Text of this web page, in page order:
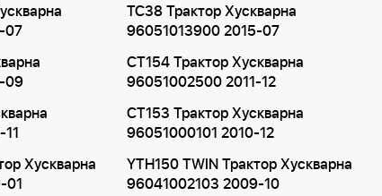
07
TC38 Трактор Хускварна
96051013900 2015-07
09
CT154 Трактор Хускварна
96051002500 2011-12
CT153 Трактор Хускварна
96051000101 2010-12
Хускварна
01
YTH150 TWIN Трактор Хускварна
96041002103 2009-10